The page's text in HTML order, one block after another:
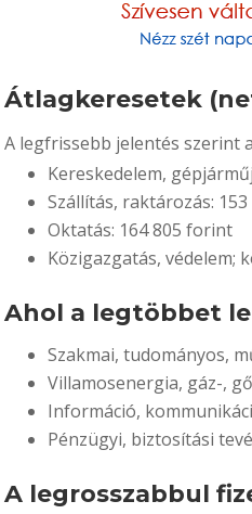
Átlagkeresetek
A legfrissebb jelentés szerint
Kereskedelem,
Szállítás, raktározás:
Oktatás: 164 805 forint
Közigazgatás, védelem;
Ahol a legtöbbet
Szakmai, tudományos,
Villamosenergia, gáz-,
Információ,
Pénzügyi, biztosítási
A legrosszabbul